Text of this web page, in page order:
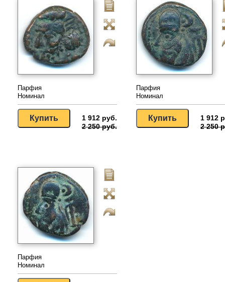
Парфия
Номинал
1 912 руб.
2 250 руб.
Парфия
Номинал
1 912
2 250
Парфия
Номинал